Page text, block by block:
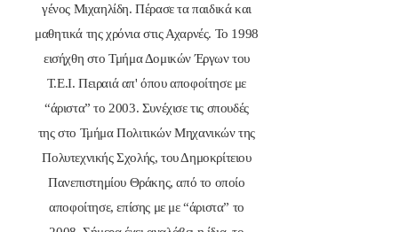
γένος Μιχαηλίδη. Πέρασε τα παιδικά και
μαθητικά της χρόνια στις Αχαρνές. Το 1998
εισήχθη στο Τμήμα Δομικών Έργων του
Τ.Ε.Ι. Πειραιά απ' όπου αποφοίτησε με
“άριστα” το 2003. Συνέχισε τις σπουδές
της στο Τμήμα Πολιτικών Μηχανικών της
Πολυτεχνικής Σχολής, του Δημοκρίτειου
Πανεπιστημίου Θράκης, από το οποίο
αποφοίτησε, επίσης με με “άριστα” το